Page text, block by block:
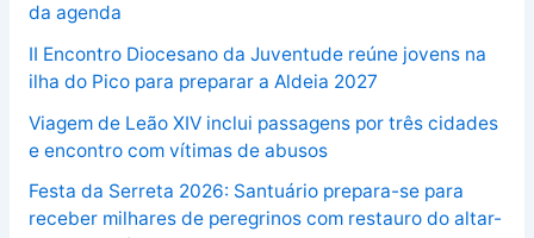
da agenda
II Encontro Diocesano da Juventude reúne jovens na
ilha do Pico para preparar a Aldeia 2027
Viagem de Leão XIV inclui passagens por três cidades
e encontro com vítimas de abusos
Festa da Serreta 2026: Santuário prepara-se para
receber milhares de peregrinos com restauro do altar-